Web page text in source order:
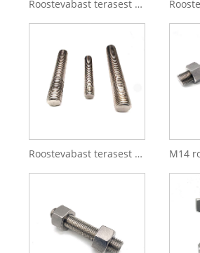
Roostevabast terasest M8 M10 M12 täiskeermega varras Kahe otsaga keermestatud varras
Roostevabast terasest DIN976 keermestatud vardad ja mutrid Täiskeermega varras